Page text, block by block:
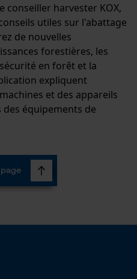
conseiller harvester KOX,
utiles sur l'abattage
de nouvelles
forestières, les
en forêt et la
expliquent
et des appareils
équipements de